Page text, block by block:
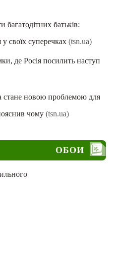
багатодітних батьків:
у своїх суперечках (tsn.ua)
де Росія посилить наступ
стане новою проблемою для
чому (tsn.ua)
ОБОИ